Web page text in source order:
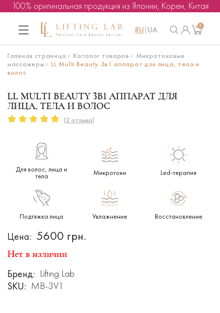
100% оригинальная продукция из Японии, Кореи, Китая
RU UA 0
Главная страница Каталог товаров
Микротоковые
массажеры
LL Multi Beauty 3в1 аппарат для лица, тела и
волос
LL MULTI BEAUTY 3В1 АППАРАТ ДЛЯ
ЛИЦА, ТЕЛА И ВОЛОС
(2 отзыва)
Для волос, лица и
тела
Микротоки Led-терапия
Подтяжка лица Увлажнение Восстановление
Цена: 5600 грн.
Нет в наличии
Бренд: Lifting Lab
SKU: MB-3V1